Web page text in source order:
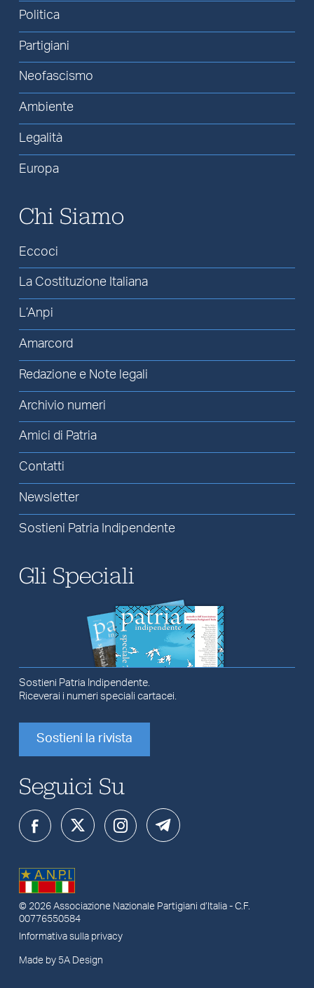
Politica
Partigiani
Neofascismo
Ambiente
Legalità
Europa
Chi Siamo
Eccoci
La Costituzione Italiana
L’Anpi
Amarcord
Redazione e Note legali
Archivio numeri
Amici di Patria
Contatti
Newsletter
Sostieni Patria Indipendente
Gli Speciali
Sostieni Patria Indipendente.
Riceverai i numeri speciali cartacei.
Sostieni la rivista
Seguici Su
© 2026 Associazione Nazionale Partigiani d’Italia- C.F.
00776550584
Informativa sulla privacy
Made by 5A Design